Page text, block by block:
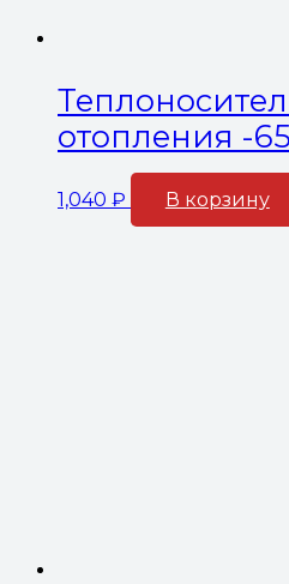
отопления -
1,040 ₽ В корзину